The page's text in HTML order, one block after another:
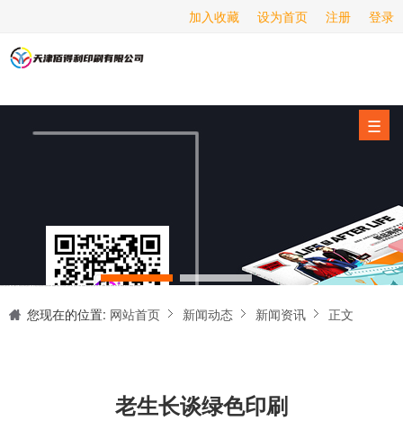
登录
注册
设为首页
加入收藏
☰
海报印刷
服务项目
新闻动态
关于我们
联系我们
您现在的位置: 网站首页 新闻动态 新闻资讯 正文
老生长谈绿色印刷